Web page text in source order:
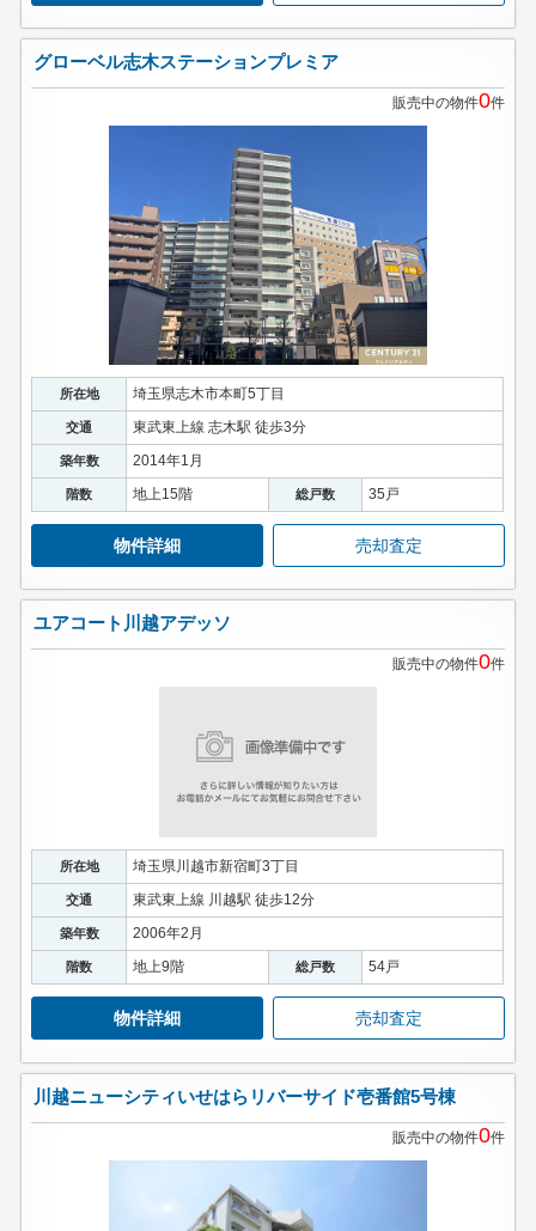
グローベル志木ステーションプレミア
販売中の物件0件
所在地 埼玉県志木市本町5丁目
交通 東武東上線 志木駅 徒歩3分
築年数 2014年1月
階数 地上15階 総戸数 35戸
物件詳細 売却査定
ユアコート川越アデッソ
販売中の物件0件
所在地 埼玉県川越市新宿町3丁目
交通 東武東上線 川越駅 徒歩12分
築年数 2006年2月
階数 地上9階 総戸数 54戸
物件詳細 売却査定
川越ニューシティいせはらリバーサイド壱番館5号棟
販売中の物件0件